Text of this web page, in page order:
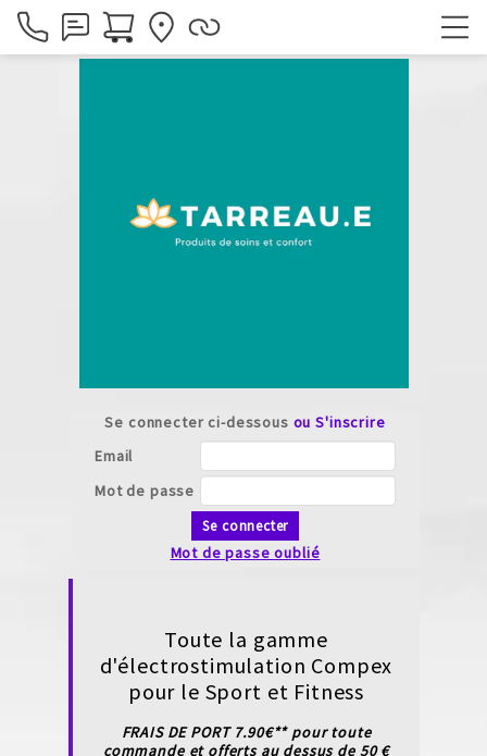
Se connecter ci-dessous ou S'inscrire
Email
Mot de passe
Se connecter
Mot de passe oublié
Toute la gamme
d'électrostimulation Compex
pour le Sport et Fitness
FRAIS DE PORT 7.90€** pour toute
commande et offerts au dessus de 50 €